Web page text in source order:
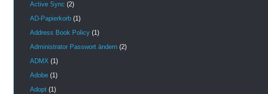
Active Sync (2)
AD-Papierkorb (1)
Address Book Policy (1)
Administrator Passwort ändern (2)
ADMX (1)
Adobe (1)
Adopt (1)